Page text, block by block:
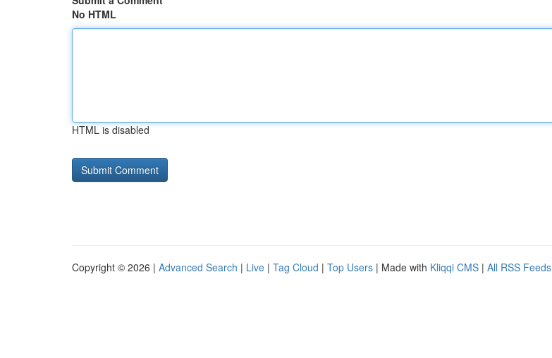
No HTML
HTML is disabled
Copyright © 2026 | Advanced Search | Live | Tag Cloud | Top Users | Made with Kliqqi CMS | All RSS Feeds